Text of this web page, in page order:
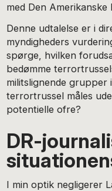
med Den Amerikanske
Denne udtalelse er i
myndigheders
spørge, hvilken
bedømme
militslignende grupper
terrortrussel måles
potentielle ofre?
DR-
I min optik negligerer